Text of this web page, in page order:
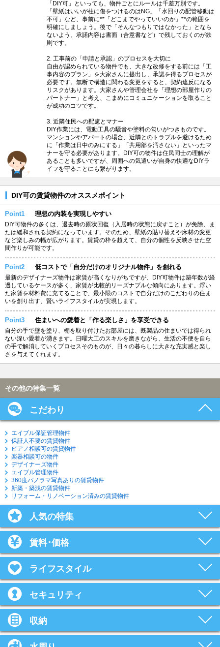
「DIY可」といっても、物件ごとにルールは千差万別です。
「壁紙はいいが柱に傷をつけるのはNG」「水回りの配管移動は
不可」など、事前に**「どこまでやっていいのか」**の範囲を
明確にしましょう。後で「そんなつもりではなかった」となら
ないよう、承諾内容は書面（合意書など）で残しておくのが鉄
則です。
2. 工事前の「申請と承認」のプロセスを大切に
自由が認められている物件でも、大きな改修をする前には「工
事内容のプラン」を大家さんに提出し、承認を得るプロセスが
必要です。無断で構造に関わる変更をすると、契約違反になる
リスクがあります。大家さんや管理会社を「理想の部屋作りの
パートナー」と考え、こまめにコミュニケーションを取ること
が成功のコツです。
3. 近隣住民への配慮とマナー
DIY作業には、電動工具の騒音や塗料の匂いがつきものです。
マンションやアパートの場合、近隣とのトラブルを避けるため
に「作業は日中のみにする」「共用部を汚さない」といったマ
ナーを守る必要があります。DIY可の物件は住民同士の理解が
あることも多いですが、周囲への気遣いが自身の快適なDIYラ
イフを守ることにも繋がります。
DIY可の賃貸物件のオススメポイント
Point1 理想の内装を実現しやすい
DIY可物件の多くは、退去時の原状回復（入居時の状態に戻すこと）が免除、ま
たは緩和される契約になっています。そのため、壁紙の貼り替えや床材の変更
など楽しみの幅が広がります。賃貸の枠を超えて、自分の個性を反映させた空
間作りが可能です。
Point2 低コストで「自分だけのオリジナル物件」を創れる
最新のデザイナーズ物件は家賃が高くなりがちですが、DIY可物件は築年数が経
過しているケースが多く、家賃が比較的リーズナブルな傾向にあります。浮い
た家賃を材料費に充てることで、最小限のコストで自分だけのこだわりの住ま
いを創り出す、賢いライフスタイルが実現します。
Point3 住まいへの愛着と「作る楽しさ」を享受できる
自分の手で壁を塗り、棚を取り付けたお部屋には、既製品の住まいでは得られ
ない深い愛着が湧きます。日曜大工のスキルを磨きながら、生活の不便を自ら
の手で解消していくプロセスそのものが、日々の暮らしに大きな充実感と楽し
さを与えてくれます。
その他の特集一覧
こだわり
エイブル保証管理物件
保証人不要の賃貸物件
ピアノ相談可の賃貸物件
楽器相談可の物件
デザイナーズ物件
エイブル管理物件
360度パノラマ写真ありの賃貸物件
新築・築浅の賃貸物件
リフォーム・リノベーション済みの賃貸物件
人気の特集
賃料･価格
ライフスタイル
セキュリティ
収納